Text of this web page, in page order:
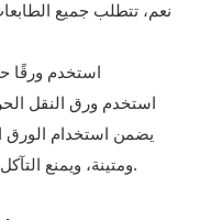
نعم، تتطلب جميع
استخدم ورقًا
استخدم ورق النقل
يضمن استخدام
ومتينة، ويمنع التآكل في الطابعة، ويقلل من النفايات والأخطاء.